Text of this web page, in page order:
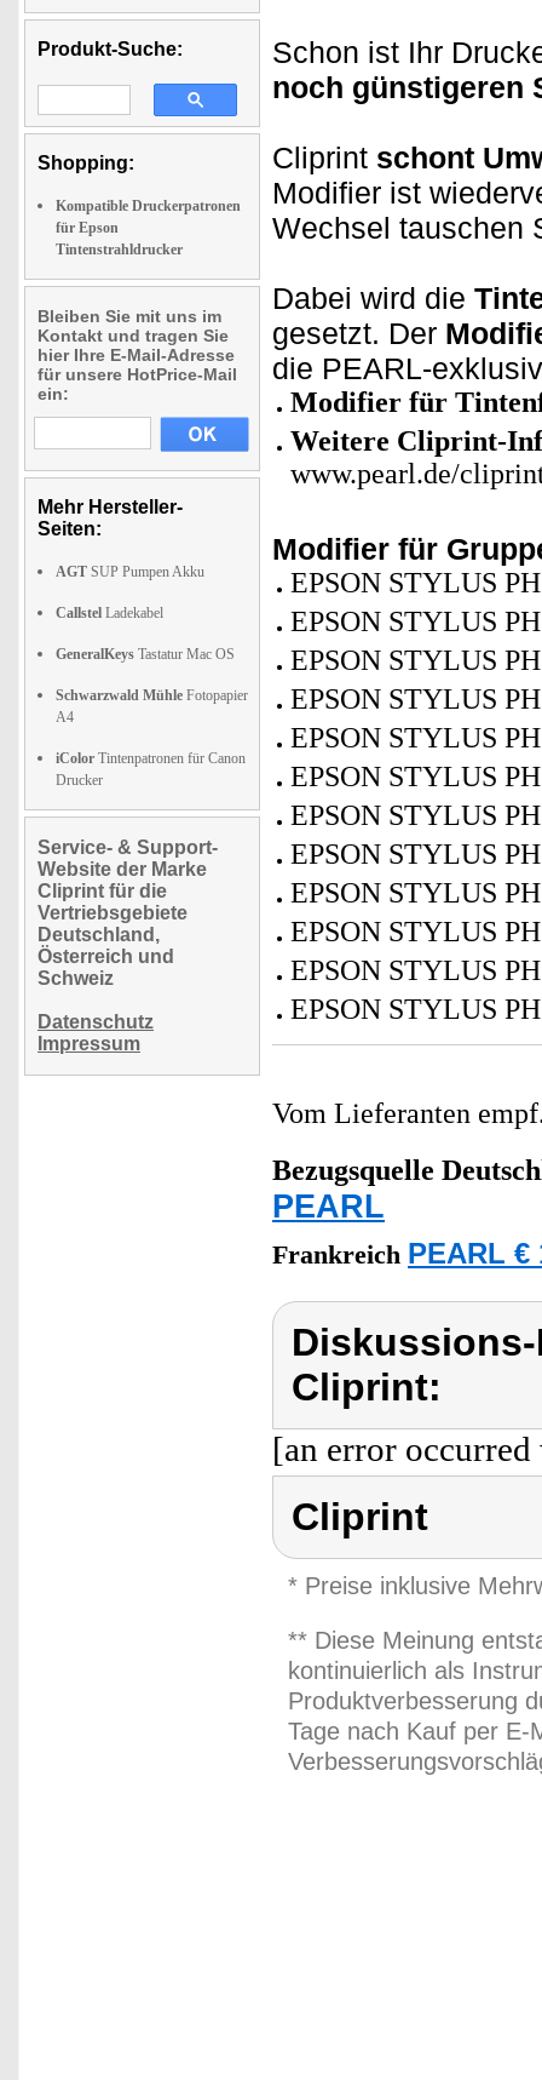
Produkt-Suche:
Shopping:
Kompatible Druckerpatronen
für Epson
Tintenstrahldrucker
Bleiben Sie mit uns im
Kontakt und tragen Sie
hier Ihre E-Mail-Adresse
für unsere HotPrice-Mail
ein:
Mehr Hersteller-
Seiten:
AGT SUP Pumpen Akku
Callstel Ladekabel
GeneralKeys Tastatur Mac OS
Schwarzwald Mühle Fotopapier
A4
iColor Tintenpatronen für Canon
Drucker
Service- & Support-
Website der Marke
Cliprint für die
Vertriebsgebiete
Deutschland,
Österreich und
Schweiz
Datenschutz
Impressum
Schon ist Ihr
noch günstigeren
Cliprint schont
Modifier ist
Wechsel tauschen
Dabei wird die
gesetzt. Der
die PEARL-
Modifier für
Weitere Cliprint-
www.pearl.de/
Modifier für
EPSON STYLUS
EPSON STYLUS
EPSON STYLUS
EPSON STYLUS
EPSON STYLUS
EPSON STYLUS
EPSON STYLUS
EPSON STYLUS
EPSON STYLUS
EPSON STYLUS
EPSON STYLUS
EPSON STYLUS
Vom Lieferanten
Bezugsquelle
PEARL
Frankreich PEARL €
Cliprint:
[an error
Cliprint
* Preise inklusive
** Diese Meinung
kontinuierlich als
Produktverbesserung
Tage nach Kauf per E-